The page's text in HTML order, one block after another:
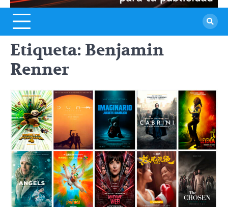
Etiqueta: Benjamin
Renner